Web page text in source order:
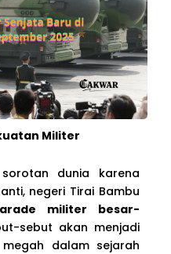
Militer
dunia karena
negeri Tirai Bambu
militer besar-
sebut akan menjadi
dalam sejarah